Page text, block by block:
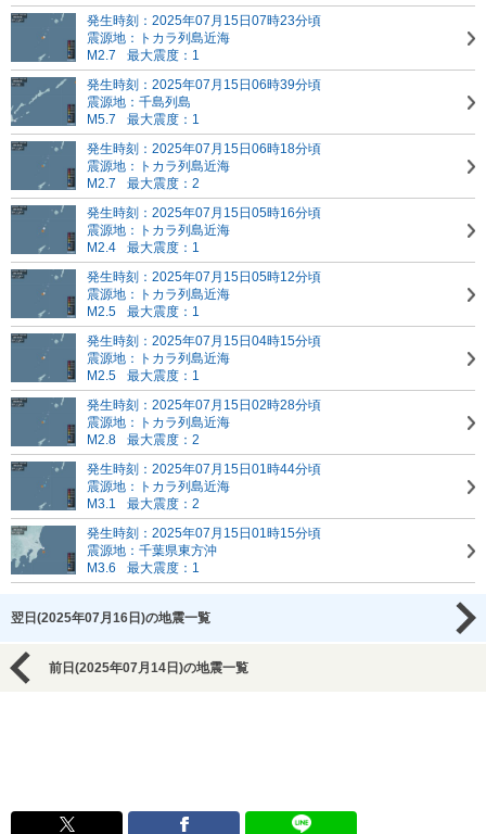
発生時刻：2025年07月15日07時23分頃
震源地：トカラ列島近海
M2.7
最大震度：1
発生時刻：2025年07月15日06時39分頃
震源地：千島列島
M5.7
最大震度：1
発生時刻：2025年07月15日06時18分頃
震源地：トカラ列島近海
M2.7
最大震度：2
発生時刻：2025年07月15日05時16分頃
震源地：トカラ列島近海
M2.4
最大震度：1
発生時刻：2025年07月15日05時12分頃
震源地：トカラ列島近海
M2.5
最大震度：1
発生時刻：2025年07月15日04時15分頃
震源地：トカラ列島近海
M2.5
最大震度：1
発生時刻：2025年07月15日02時28分頃
震源地：トカラ列島近海
M2.8
最大震度：2
発生時刻：2025年07月15日01時44分頃
震源地：トカラ列島近海
M3.1
最大震度：2
発生時刻：2025年07月15日01時15分頃
震源地：千葉県東方沖
M3.6
最大震度：1
翌日(2025年07月16日)の地震一覧
前日(2025年07月14日)の地震一覧